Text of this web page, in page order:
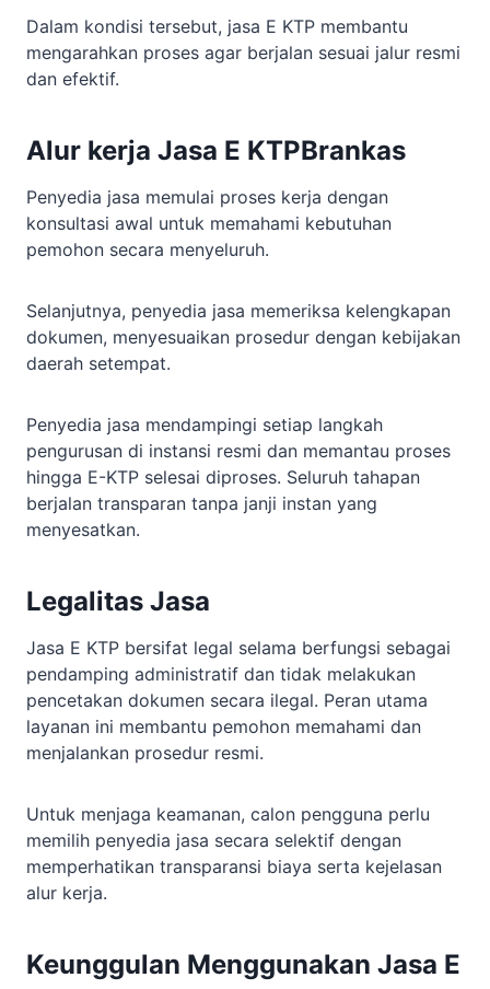
Dalam kondisi tersebut, jasa E KTP membantu
mengarahkan proses agar berjalan sesuai jalur resmi
dan efektif.
Alur kerja Jasa E KTPBrankas
Penyedia jasa memulai proses kerja dengan
konsultasi awal untuk memahami kebutuhan
pemohon secara menyeluruh.
Selanjutnya, penyedia jasa memeriksa kelengkapan
dokumen, menyesuaikan prosedur dengan kebijakan
daerah setempat.
Penyedia jasa mendampingi setiap langkah
pengurusan di instansi resmi dan memantau proses
hingga E-KTP selesai diproses. Seluruh tahapan
berjalan transparan tanpa janji instan yang
menyesatkan.
Legalitas Jasa
Jasa E KTP bersifat legal selama berfungsi sebagai
pendamping administratif dan tidak melakukan
pencetakan dokumen secara ilegal. Peran utama
layanan ini membantu pemohon memahami dan
menjalankan prosedur resmi.
Untuk menjaga keamanan, calon pengguna perlu
memilih penyedia jasa secara selektif dengan
memperhatikan transparansi biaya serta kejelasan
alur kerja.
Keunggulan Menggunakan Jasa E